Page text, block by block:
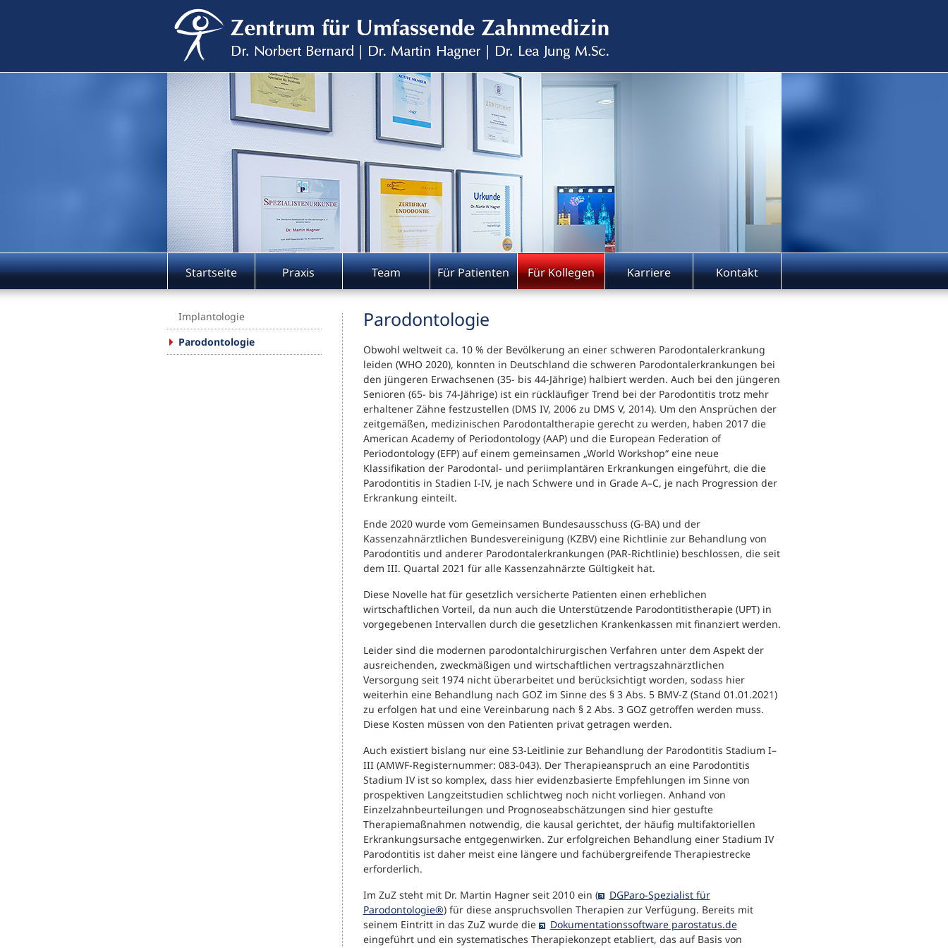
Startseite Praxis Team Für Patienten Für Kollegen Karriere Kontakt
Implantologie
Parodontologie
Parodontologie
Obwohl weltweit ca. 10 % der Bevölkerung an einer schweren Parodontalerkrankung
leiden (WHO 2020), konnten in Deutschland die schweren Parodontalerkrankungen bei
den jüngeren Erwachsenen (35- bis 44-Jährige) halbiert werden. Auch bei den jüngeren
Senioren (65- bis 74-Jährige) ist ein rückläufiger Trend bei der Parodontitis trotz mehr
erhaltener Zähne festzustellen (DMS IV, 2006 zu DMS V, 2014). Um den Ansprüchen der
zeitgemäßen, medizinischen Parodontaltherapie gerecht zu werden, haben 2017 die
American Academy of Periodontology (AAP) und die European Federation of
Periodontology (EFP) auf einem gemeinsamen „World Workshop“ eine neue
Klassifikation der Parodontal- und periimplantären Erkrankungen eingeführt, die die
Parodontitis in Stadien I-IV, je nach Schwere und in Grade A–C, je nach Progression der
Erkrankung einteilt.
Ende 2020 wurde vom Gemeinsamen Bundesausschuss (G-BA) und der
Kassenzahnärztlichen Bundesvereinigung (KZBV) eine Richtlinie zur Behandlung von
Parodontitis und anderer Parodontalerkrankungen (PAR-Richtlinie) beschlossen, die seit
dem III. Quartal 2021 für alle Kassenzahnärzte Gültigkeit hat.
Diese Novelle hat für gesetzlich versicherte Patienten einen erheblichen
wirtschaftlichen Vorteil, da nun auch die Unterstützende Parodontitistherapie (UPT) in
vorgegebenen Intervallen durch die gesetzlichen Krankenkassen mit finanziert werden.
Leider sind die modernen parodontalchirurgischen Verfahren unter dem Aspekt der
ausreichenden, zweckmäßigen und wirtschaftlichen vertragszahnärztlichen
Versorgung seit 1974 nicht überarbeitet und berücksichtigt worden, sodass hier
weiterhin eine Behandlung nach GOZ im Sinne des § 3 Abs. 5 BMV-Z (Stand 01.01.2021)
zu erfolgen hat und eine Vereinbarung nach § 2 Abs. 3 GOZ getroffen werden muss.
Diese Kosten müssen von den Patienten privat getragen werden.
Auch existiert bislang nur eine S3-Leitlinie zur Behandlung der Parodontitis Stadium I–
III (AMWF-Registernummer: 083-043). Der Therapieanspruch an eine Parodontitis
Stadium IV ist so komplex, dass hier evidenzbasierte Empfehlungen im Sinne von
prospektiven Langzeitstudien schlichtweg noch nicht vorliegen. Anhand von
Einzelzahnbeurteilungen und Prognoseabschätzungen sind hier gestufte
Therapiemaßnahmen notwendig, die kausal gerichtet, der häufig multifaktoriellen
Erkrankungsursache entgegenwirken. Zur erfolgreichen Behandlung einer Stadium IV
Parodontitis ist daher meist eine längere und fachübergreifende Therapiestrecke
erforderlich.
Im ZuZ steht mit Dr. Martin Hagner seit 2010 ein (
DGParo-Spezialist für
Parodontologie®) für diese anspruchsvollen Therapien zur Verfügung. Bereits mit
seinem Eintritt in das ZuZ wurde die
Dokumentationssoftware parostatus.de
eingeführt und ein systematisches Therapiekonzept etabliert, das auf Basis von